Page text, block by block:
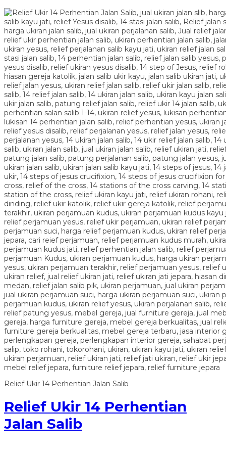
Relief Ukir 14 Perhentian Jalan Salib
Relief Ukir 14 Perhentian
Jalan Salib